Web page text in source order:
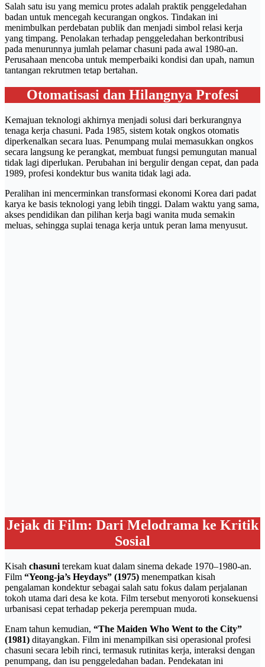
Salah satu isu yang memicu protes adalah praktik penggeledahan
badan untuk mencegah kecurangan ongkos. Tindakan ini
menimbulkan perdebatan publik dan menjadi simbol relasi kerja
yang timpang. Penolakan terhadap penggeledahan berkontribusi
pada menurunnya jumlah pelamar chasuni pada awal 1980-an.
Perusahaan mencoba untuk memperbaiki kondisi dan upah, namun
tantangan rekrutmen tetap bertahan.
Otomatisasi dan Hilangnya Profesi
Kemajuan teknologi akhirnya menjadi solusi dari berkurangnya
tenaga kerja chasuni. Pada 1985, sistem kotak ongkos otomatis
diperkenalkan secara luas. Penumpang mulai memasukkan ongkos
secara langsung ke perangkat, membuat fungsi pemungutan manual
tidak lagi diperlukan. Perubahan ini bergulir dengan cepat, dan pada
1989, profesi kondektur bus wanita tidak lagi ada.
Peralihan ini mencerminkan transformasi ekonomi Korea dari padat
karya ke basis teknologi yang lebih tinggi. Dalam waktu yang sama,
akses pendidikan dan pilihan kerja bagi wanita muda semakin
meluas, sehingga suplai tenaga kerja untuk peran lama menyusut.
Jejak di Film: Dari Melodrama ke Kritik
Sosial
Kisah chasuni terekam kuat dalam sinema dekade 1970–1980-an.
Film “Yeong-ja’s Heydays” (1975) menempatkan kisah
pengalaman kondektur sebagai salah satu fokus dalam perjalanan
tokoh utama dari desa ke kota. Film tersebut menyoroti konsekuensi
urbanisasi cepat terhadap pekerja perempuan muda.
Enam tahun kemudian, “The Maiden Who Went to the City”
(1981) ditayangkan. Film ini menampilkan sisi operasional profesi
chasuni secara lebih rinci, termasuk rutinitas kerja, interaksi dengan
penumpang, dan isu penggeledahan badan. Pendekatan ini